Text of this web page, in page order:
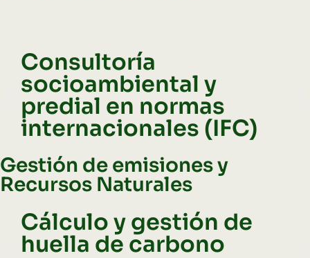
Consultoría
socioambiental y
predial en normas
internacionales (IFC)
Gestión de emisiones y
Recursos Naturales
Cálculo y gestión de
huella de carbono